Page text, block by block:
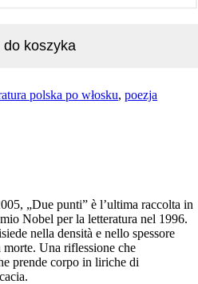
do koszyka
polska po włosku,poezja
„Due punti” è l’ultima raccolta in
Nobel per la letteratura nel 1996.
nella densità e nello spessore
Una riflessione che
prende corpo in liriche di